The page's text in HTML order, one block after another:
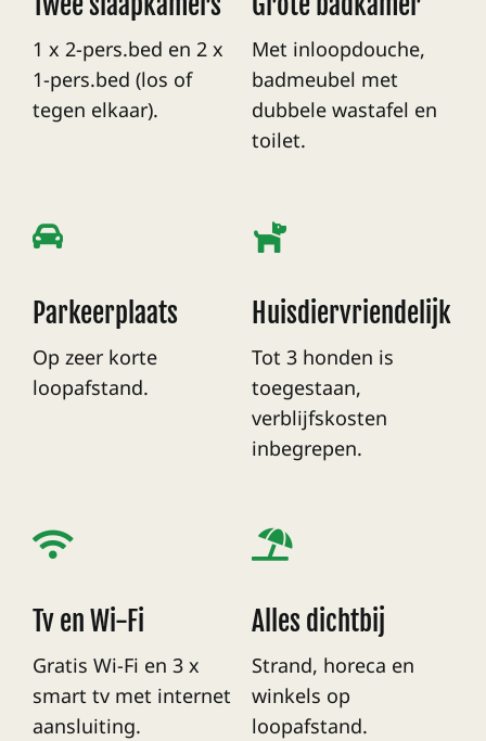
1 x 2-pers.bed en 2 x
1-pers.bed (los of
tegen elkaar).
Met inloopdouche,
badmeubel met
dubbele wastafel en
toilet.
Parkeerplaats
Op zeer korte
loopafstand.
Huisdiervriendelijk
Tot 3 honden is
toegestaan,
verblijfskosten
inbegrepen.
Tv en Wi-Fi
Gratis Wi-Fi en 3 x
smart tv met internet
aansluiting.
Alles dichtbij
Strand, horeca en
winkels op
loopafstand.